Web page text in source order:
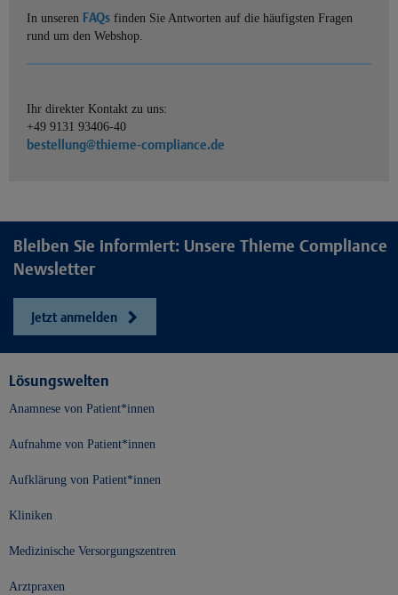
In unseren FAQs finden Sie Antworten auf die häufigsten Fragen
rund um den Webshop.
Ihr direkter Kontakt zu uns:
+49 9131 93406-40
bestellung@thieme-compliance.de
Bleiben Sie informiert: Unsere Thieme Compliance
Newsletter
Jetzt anmelden
Lösungswelten
Anamnese von Patient*innen
Aufnahme von Patient*innen
Aufklärung von Patient*innen
Kliniken
Medizinische Versorgungszentren
Arztpraxen